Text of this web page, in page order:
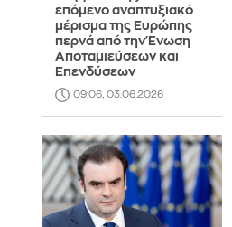
επόμενο αναπτυξιακό
μέρισμα της Ευρώπης
περνά από την Ένωση
Αποταμιεύσεων και
Επενδύσεων
09:06, 03.06.2026